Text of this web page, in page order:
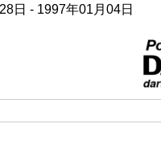
日 - 1997年01月04日